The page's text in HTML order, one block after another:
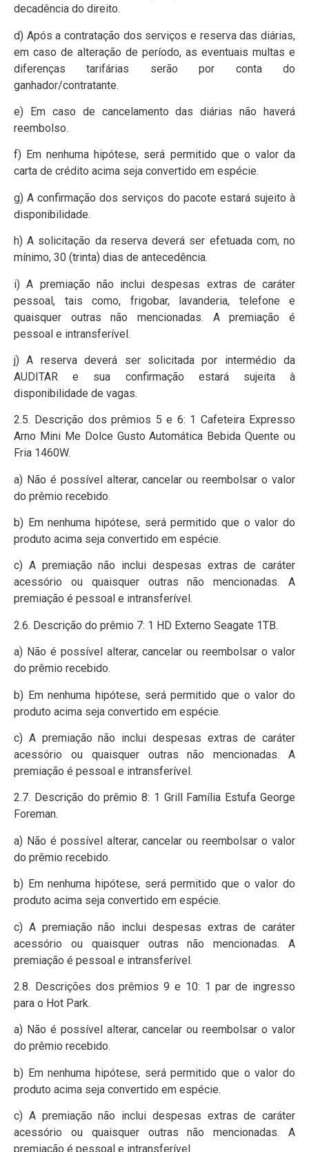
decadência do direito.
d) Após a contratação dos serviços e reserva das diárias,
em caso de alteração de período, as eventuais multas e
diferenças tarifárias serão por conta do
ganhador/contratante.
e) Em caso de cancelamento das diárias não haverá
reembolso.
f) Em nenhuma hipótese, será permitido que o valor da
carta de crédito acima seja convertido em espécie.
g) A confirmação dos serviços do pacote estará sujeito à
disponibilidade.
h) A solicitação da reserva deverá ser efetuada com, no
mínimo, 30 (trinta) dias de antecedência.
i) A premiação não inclui despesas extras de caráter
pessoal, tais como, frigobar, lavanderia, telefone e
quaisquer outras não mencionadas. A premiação é
pessoal e intransferível.
j) A reserva deverá ser solicitada por intermédio da
AUDITAR e sua confirmação estará sujeita à
disponibilidade de vagas.
2.5. Descrição dos prêmios 5 e 6: 1 Cafeteira Expresso
Arno Mini Me Dolce Gusto Automática Bebida Quente ou
Fria 1460W.
a) Não é possível alterar, cancelar ou reembolsar o valor
do prêmio recebido.
b) Em nenhuma hipótese, será permitido que o valor do
produto acima seja convertido em espécie.
c) A premiação não inclui despesas extras de caráter
acessório ou quaisquer outras não mencionadas. A
premiação é pessoal e intransferível.
2.6. Descrição do prêmio 7: 1 HD Externo Seagate 1TB.
a) Não é possível alterar, cancelar ou reembolsar o valor
do prêmio recebido.
b) Em nenhuma hipótese, será permitido que o valor do
produto acima seja convertido em espécie.
c) A premiação não inclui despesas extras de caráter
acessório ou quaisquer outras não mencionadas. A
premiação é pessoal e intransferível.
2.7. Descrição do prêmio 8: 1 Grill Família Estufa George
Foreman.
a) Não é possível alterar, cancelar ou reembolsar o valor
do prêmio recebido.
b) Em nenhuma hipótese, será permitido que o valor do
produto acima seja convertido em espécie.
c) A premiação não inclui despesas extras de caráter
acessório ou quaisquer outras não mencionadas. A
premiação é pessoal e intransferível.
2.8. Descrições dos prêmios 9 e 10: 1 par de ingresso
para o Hot Park.
a) Não é possível alterar, cancelar ou reembolsar o valor
do prêmio recebido.
b) Em nenhuma hipótese, será permitido que o valor do
produto acima seja convertido em espécie.
c) A premiação não inclui despesas extras de caráter
acessório ou quaisquer outras não mencionadas. A
premiação é pessoal e intransferível.